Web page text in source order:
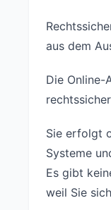
aus dem
Die Online-
Sie erfolgt
Systeme
Es gibt
weil Sie